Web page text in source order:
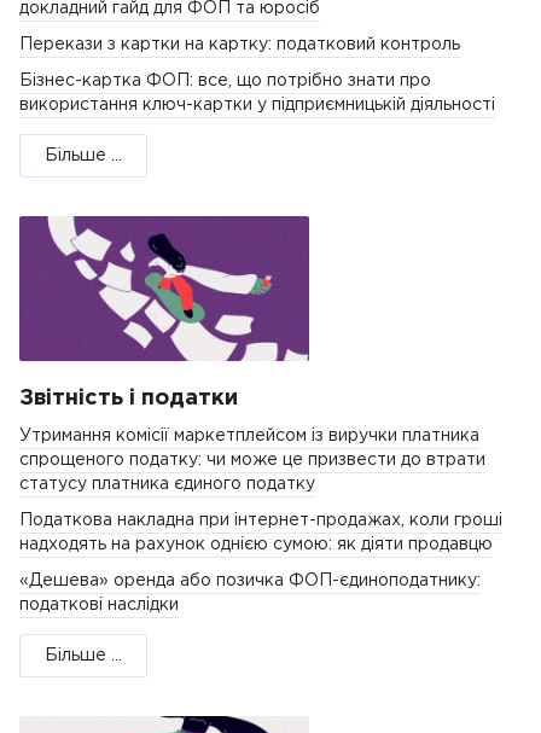
докладний гайд для ФОП та юросіб
Перекази з картки на картку: податковий контроль
Бізнес-картка ФОП: все, що потрібно знати про
використання ключ-картки у підприємницькій діяльності
Більше ...
Звітність і податки
Утримання комісії маркетплейсом із виручки платника
спрощеного податку: чи може це призвести до втрати
статусу платника єдиного податку
Податкова накладна при інтернет-продажах, коли гроші
надходять на рахунок однією сумою: як діяти продавцю
«Дешева» оренда або позичка ФОП-єдиноподатнику:
податкові наслідки
Більше ...